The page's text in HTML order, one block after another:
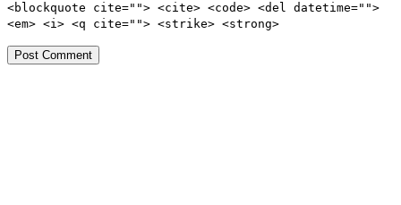
<blockquote cite=""> <cite> <code> <del datetime="">
<em> <i> <q cite=""> <strike> <strong>